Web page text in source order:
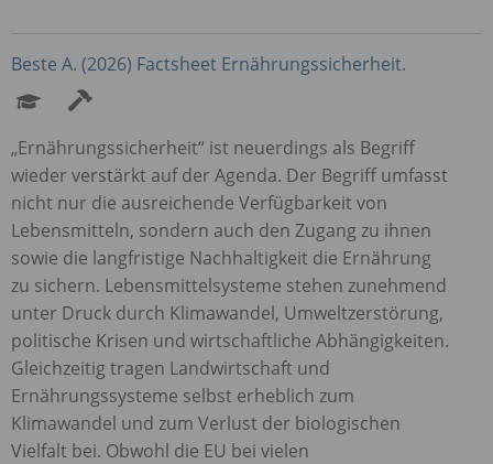
Beste A. (2026) Factsheet Ernährungssicherheit.
„Ernährungssicherheit“ ist neuerdings als Begriff
wieder verstärkt auf der Agenda. Der Begriff umfasst
nicht nur die ausreichende Verfügbarkeit von
Lebensmitteln, sondern auch den Zugang zu ihnen
sowie die langfristige Nachhaltigkeit die Ernährung
zu sichern. Lebensmittelsysteme stehen zunehmend
unter Druck durch Klimawandel, Umweltzerstörung,
politische Krisen und wirtschaftliche Abhängigkeiten.
Gleichzeitig tragen Landwirtschaft und
Ernährungssysteme selbst erheblich zum
Klimawandel und zum Verlust der biologischen
Vielfalt bei. Obwohl die EU bei vielen